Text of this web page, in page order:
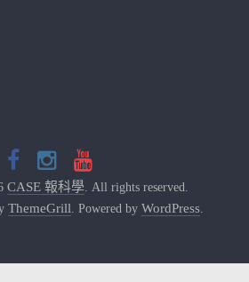
CASE 報科學. All rights reserved.
ThemeGrill . Powered by WordPress.